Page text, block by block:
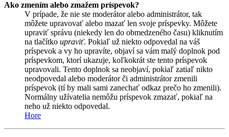
Ako zmením alebo zmažem príspevok?
V prípade, že nie ste moderátor alebo administrátor, tak
môžete upravovať alebo mazať len svoje príspevky. Môžete
upraviť správu (niekedy len do obmedzeného času) kliknutím
na tlačítko upraviť. Pokiaľ už niekto odpovedal na váš
príspevok a vy ho upravíte, objaví sa vám malý doplnok pod
príspevkom, ktorí ukazuje, koľkokrát ste tento príspevok
upravovali. Tento doplnok sa neobjaví, pokiaľ zatiaľ nikto
neodpovedal alebo moderátor či administrátor zmenili
príspevok (tí by mali sami zanechať odkaz prečo ho zmenili).
Normálny užívatelia nemôžu príspevok zmazať, pokiaľ na
neho už niekto odpovedal.
Hore